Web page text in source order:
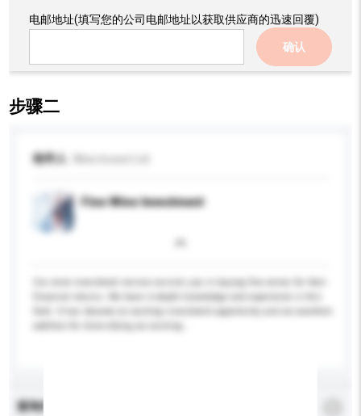
电邮地址(填写您的公司电邮地址以获取供应商的迅速回覆)
确认
步骤二
收件人
Fine Wine Investment
查询内容